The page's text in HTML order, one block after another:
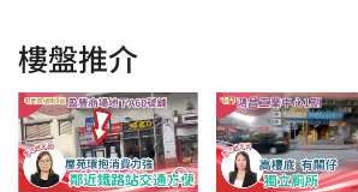
樓盤推介